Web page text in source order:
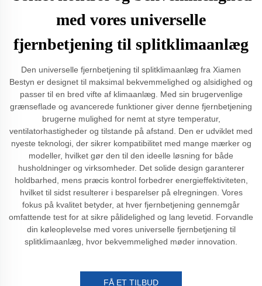
med vores universelle
fjernbetjening til splitklimaanlæg
Den universelle fjernbetjening til splitklimaanlæg fra Xiamen
Bestyn er designet til maksimal bekvemmelighed og alsidighed og
passer til en bred vifte af klimaanlæg. Med sin brugervenlige
grænseflade og avancerede funktioner giver denne fjernbetjening
brugerne mulighed for nemt at styre temperatur,
ventilatorhastigheder og tilstande på afstand. Den er udviklet med
nyeste teknologi, der sikrer kompatibilitet med mange mærker og
modeller, hvilket gør den til den ideelle løsning for både
husholdninger og virksomheder. Det solide design garanterer
holdbarhed, mens præcis kontrol forbedrer energieffektiviteten,
hvilket til sidst resulterer i besparelser på elregningen. Vores
fokus på kvalitet betyder, at hver fjernbetjening gennemgår
omfattende test for at sikre pålidelighed og lang levetid. Forvandle
din køleoplevelse med vores universelle fjernbetjening til
splitklimaanlæg, hvor bekvemmelighed møder innovation.
FÅ ET TILBUD